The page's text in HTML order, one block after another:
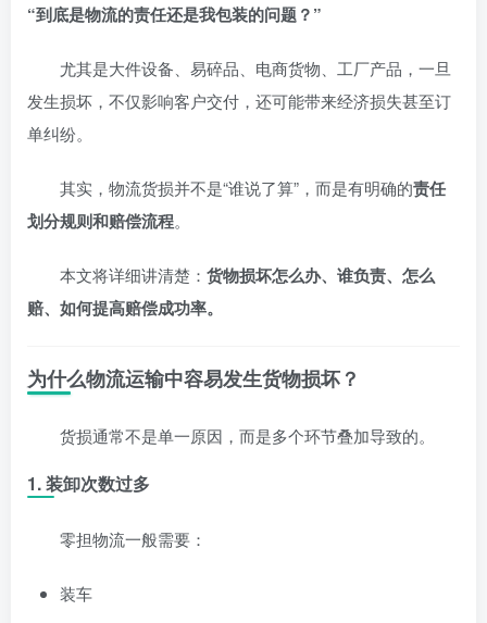
“到底是物流的责任还是我包装的问题？”
尤其是大件设备、易碎品、电商货物、工厂产品，一旦
发生损坏，不仅影响客户交付，还可能带来经济损失甚至订
单纠纷。
其实，物流货损并不是“谁说了算”，而是有明确的责任
划分规则和赔偿流程。
本文将详细讲清楚： 货物损坏怎么办、谁负责、怎么
赔、如何提高赔偿成功率。
为什么物流运输中容易发生货物损坏？
货损通常不是单一原因，而是多个环节叠加导致的。
1. 装卸次数过多
零担物流一般需要：
装车